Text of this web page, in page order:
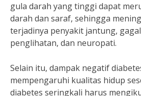
gula darah yang tinggi dapat
darah dan saraf, sehingga
terjadinya penyakit jantung,
penglihatan, dan neuropati.
Selain itu, dampak negatif
mempengaruhi kualitas hidup
diabetes seringkali harus